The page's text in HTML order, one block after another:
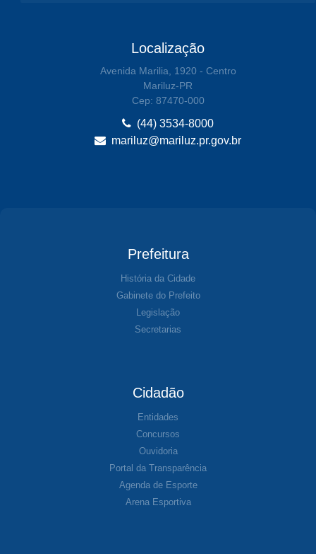
Localização
Avenida Marilia, 1920 - Centro
Mariluz-PR
Cep: 87470-000
(44) 3534-8000
mariluz@mariluz.pr.gov.br
Prefeitura
História da Cidade
Gabinete do Prefeito
Legislação
Secretarias
Cidadão
Entidades
Concursos
Ouvidoria
Portal da Transparência
Agenda de Esporte
Arena Esportiva